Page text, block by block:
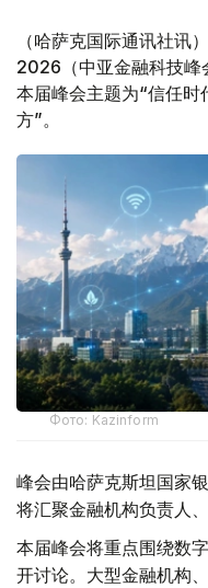
（哈萨克国际通讯社
2026（中亚金融科技峰
本届峰会主题为“信任
方”。
Фото: Kazinform
峰会由哈萨克斯坦国家
将汇聚金融机构负责人
本届峰会将重点围绕数
开讨论。大型金融机构